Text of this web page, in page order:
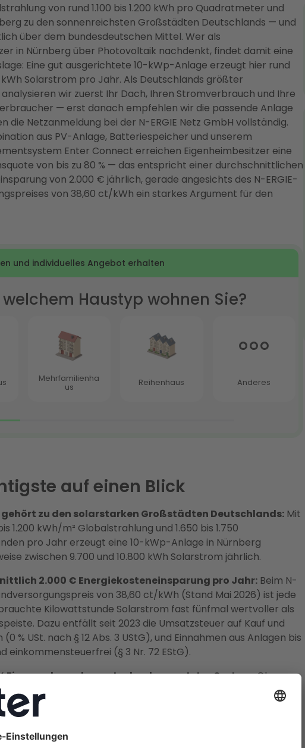
von rund 1.100 bis 1.200 kWh pro Quadratmeter und
zu den sonnenreichsten Großstädten Deutschlands — und
über dem bundesdeutschen Mittel. Wer als
in Nürnberg über Photovoltaik nachdenkt, findet damit eine
Eine gut ausgerichtete 10-kWp-Anlage erzeugt hier rund
kWh Solarstrom pro Jahr. Als Deutschlands größter
wir zuerst Ihr Dach, Ihren Stromverbrauch und Ihre
— erst danach empfehlen wir die passende Anlage
die Netzanmeldung bei der N-ERGIE Netz GmbH vollständig.
aus PV-Anlage, Batteriespeicher und unserem
Enter Connect erreichen Eigenheimbesitzer eine
von bis zu 80 % — das entspricht einer durchschnittlichen
von 2.000 € jährlich, gerade angesichts des N-ERGIE-
von 38,60 ct/kWh ein starkes Argument für den
auf einen Blick
zu den solarstarken Großstädten Deutschlands: Mit
1.200 kWh/m² Globalstrahlung und 1.650 bis 1.750
pro Jahr erzeugt eine 10-kWp-Anlage in Nürnberg
zwischen 9.700 und 10.800 kWh Solarstrom jährlich.
2.000 € Energiekosteneinsparung pro Jahr: Beim N-
von 38,60 ct/kWh (Stand Mai 2026) ist jede
Kilowattstunde Solarstrom fast fünfmal wertvoller als
Dazu entfällt seit 2023 die Umsatzsteuer auf Kauf und
% USt. nach § 12 Abs. 3 UStG), und Einnahmen aus Anlagen bis
einkommensteuerfrei (§ 3 Nr. 72 EStG).
Eigenverbrauchsquote durch vernetztes System:Ohne
liegt die Eigenverbrauchsquote bei ca. 25 bis 35 %. Mit
und Enter Connect steigt sie auf bis zu 80 % — das macht
zwischen einer einfachen Modulinstallation und einem